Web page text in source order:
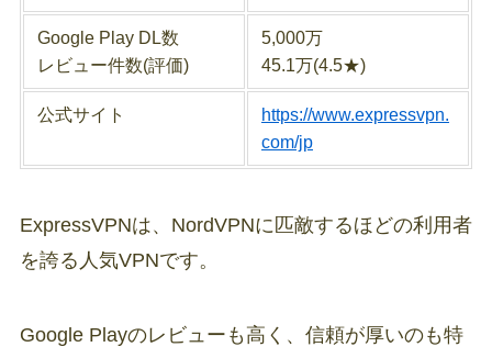
Google Play DL数
レビュー件数(評価)
5,000万
45.1万(4.5★)
公式サイト
https://www.expressvpn.
com/jp
ExpressVPNは、NordVPNに匹敵するほどの利用者
を誇る人気VPNです。
Google Playのレビューも高く、信頼が厚いのも特